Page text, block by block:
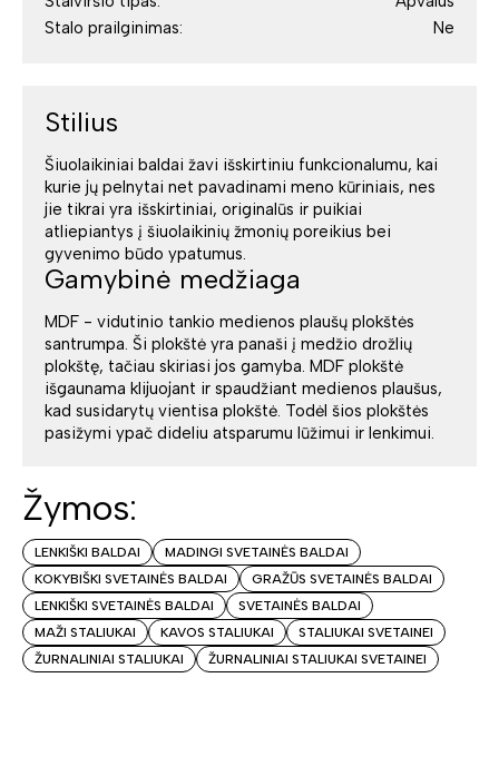
Stalo prailginimas:
Ne
Stilius
Šiuolaikiniai baldai žavi išskirtiniu funkcionalumu, kai
kurie jų pelnytai net pavadinami meno kūriniais, nes
jie tikrai yra išskirtiniai, originalūs ir puikiai
atliepiantys į šiuolaikinių žmonių poreikius bei
gyvenimo būdo ypatumus.
Gamybinė medžiaga
MDF - vidutinio tankio medienos plaušų plokštės
santrumpa. Ši plokštė yra panaši į medžio drožlių
plokštę, tačiau skiriasi jos gamyba. MDF plokštė
išgaunama klijuojant ir spaudžiant medienos plaušus,
kad susidarytų vientisa plokštė. Todėl šios plokštės
pasižymi ypač dideliu atsparumu lūžimui ir lenkimui.
Žymos:
LENKIŠKI BALDAI
MADINGI SVETAINĖS BALDAI
KOKYBIŠKI SVETAINĖS BALDAI
GRAŽŪS SVETAINĖS BALDAI
LENKIŠKI SVETAINĖS BALDAI
SVETAINĖS BALDAI
MAŽI STALIUKAI
KAVOS STALIUKAI
STALIUKAI SVETAINEI
ŽURNALINIAI STALIUKAI
ŽURNALINIAI STALIUKAI SVETAINEI